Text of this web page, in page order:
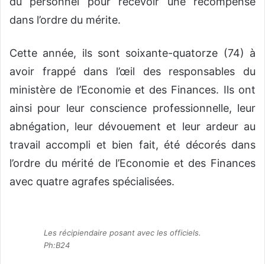
dans l’ordre du mérite.
Cette année, ils sont soixante-quatorze (74) à
avoir frappé dans l’œil des responsables du
ministère de l’Economie et des Finances. Ils ont
ainsi pour leur conscience professionnelle, leur
abnégation, leur dévouement et leur ardeur au
travail accompli et bien fait, été décorés dans
l’ordre du mérité de l’Economie et des Finances
avec quatre agrafes spécialisées.
Les récipiendaire posant avec les officiels.
Ph:B24